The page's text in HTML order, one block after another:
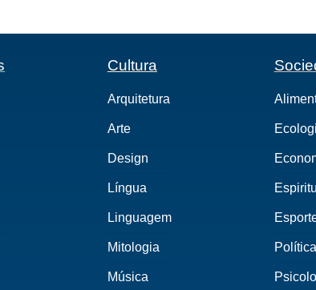
Cultura
Arquitetura
Arte
Design
Língua
Linguagem
Mitologia
Música
Política